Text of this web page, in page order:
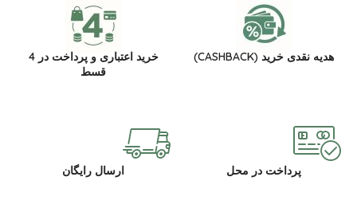
هدیه نقدی خرید (CASHBACK)
خرید اعتباری و پرداخت در 4
قسط
پرداخت در محل ارسال رایگان